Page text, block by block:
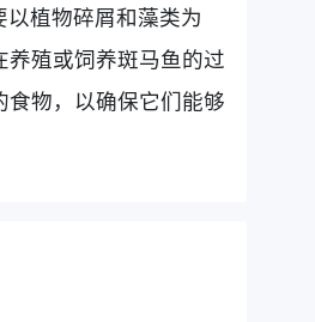
植物碎屑和藻类为
殖或饲养斑马鱼的过
物，以确保它们能够